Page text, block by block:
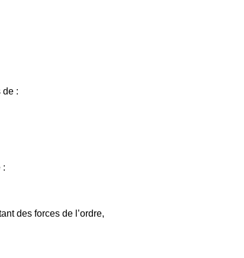
de :
:
des forces de l’ordre,